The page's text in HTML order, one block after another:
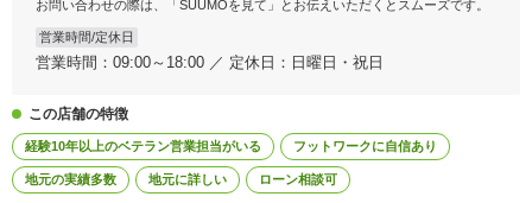
お問い合わせの際は、「SUUMOを見て」とお伝えいただくとスムーズです。
営業時間/定休日
営業時間：09:00～18:00 ／ 定休日：日曜日・祝日
この店舗の特徴
経験10年以上のベテラン営業担当がいる フットワークに自信あり
地元の実績多数 地元に詳しい ローン相談可